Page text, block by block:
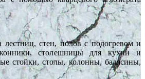
лестниц, стен, полов с подогревом и
столешницы для кухни и
стойки, столы, колонны, балясины,